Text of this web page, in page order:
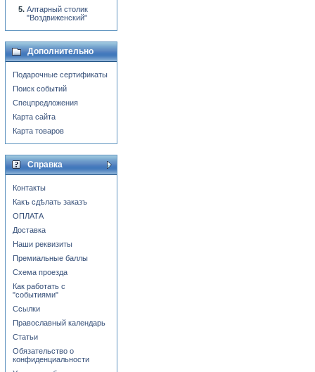
Алтарный столик
"Воздвиженский"
Дополнительно
Подарочные сертификаты
Поиск событий
Спецпредложения
Карта сайта
Карта товаров
Справка
Контакты
Какъ сдѣлать заказъ
ОПЛАТА
Доставка
Наши реквизиты
Премиальные баллы
Схема проезда
Как работать с
"событиями"
Ссылки
Православный календарь
Статьи
Обязательство о
конфиденциальности